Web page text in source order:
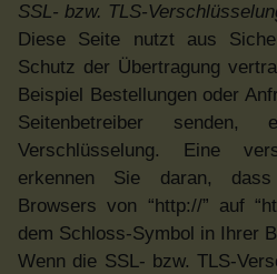
SSL- bzw. TLS-
Diese Seite nutzt aus
Schutz der Übertragung
Beispiel Bestellungen oder
Seitenbetreiber senden,
Verschlüsselung. Eine
erkennen Sie daran,
Browsers von “http://” auf
dem Schloss-Symbol in Ihrer
Wenn die SSL- bzw. TLS-